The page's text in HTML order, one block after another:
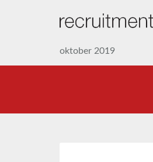
oktober 2019